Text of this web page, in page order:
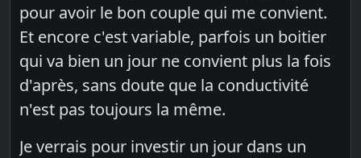
pour avoir le bon couple qui me convient.
Et encore c'est variable, parfois un boitier
qui va bien un jour ne convient plus la fois
d'après, sans doute que la conductivité
n'est pas toujours la même.
Je verrais pour investir un jour dans un